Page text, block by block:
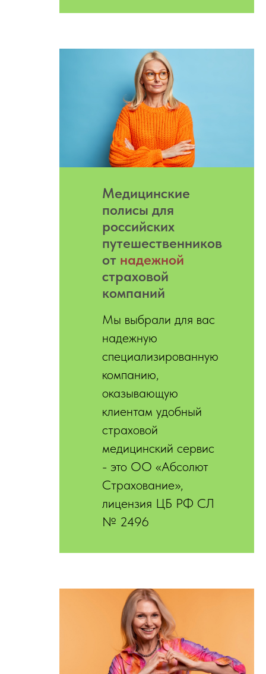
Медицинские
полисы для
российских
путешественников
от надежной
страховой
компаний
Мы выбрали для вас
надежную
специализированную
компанию,
оказывающую
клиентам удобный
страховой
медицинский сервис
- это ОО «Абсолют
Страхование»,
лицензия ЦБ РФ СЛ
№ 2496